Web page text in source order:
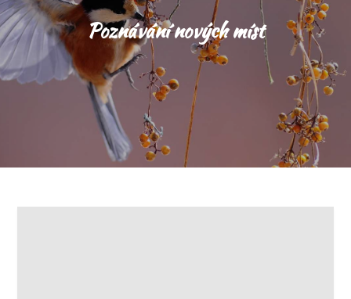
Poznávání nových míst